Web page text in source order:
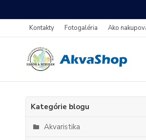
Kontakty Fotogaléria Ako
Kategórie blogu
Akvaristika